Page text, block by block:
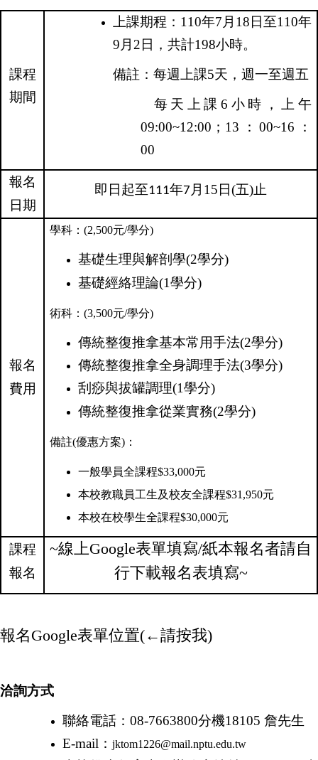
課程
期間
上課期程： 110年7 月 18日至110年
9 月 2日，共計198小時。
備註：每週上課5天，週一至週五
每天上課6 小時，上午
09:00~12:00 ； 13 ：00~16 ：
00
報名
日期
即日起至111年7 月15日(五)止
報名
費用
學科：(2,500元/學分)
基礎生理與解剖學(2學分)
基礎經絡理論(1學分)
術科：(3,500元/學分)
傳統整復推拿基本常用手法(2學分)
傳統整復推拿全身調理手法(3學分)
刮痧與拔罐調理(1學分)
傳統整復推拿從業實務(2學分)
備註(優惠方案)：
一般學員全課程$33,000元
本校教職員工生及校友全課程$31,950元
本校在校學生全課程$30,000元
課程
報名
~線上Google表單填寫/紙本報名者請自
行下載報名表填寫~
報名Google表單位置(←請按我)
洽詢方式
聯絡電話： 08-7663800分機18105 詹先生
E-mail ： jktom1226@mail.nptu.edu.tw